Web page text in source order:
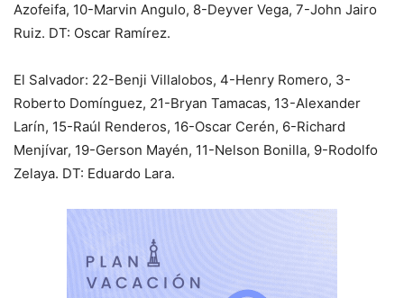
Azofeifa, 10-Marvin Angulo, 8-Deyver Vega, 7-John Jairo
Ruiz. DT: Oscar Ramírez.
El Salvador: 22-Benji Villalobos, 4-Henry Romero, 3-
Roberto Domínguez, 21-Bryan Tamacas, 13-Alexander
Larín, 15-Raúl Renderos, 16-Oscar Cerén, 6-Richard
Menjívar, 19-Gerson Mayén, 11-Nelson Bonilla, 9-Rodolfo
Zelaya. DT: Eduardo Lara.